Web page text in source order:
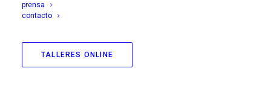
prensa
contacto
TALLERES ONLINE